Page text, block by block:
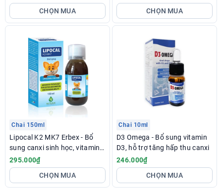
CHỌN MUA
CHỌN MUA
Chai 150ml
Lipocal K2 MK7 Erbex - Bổ
sung canxi sinh học, vitamin
D3 & K2 cho bé
295.000₫
CHỌN MUA
Chai 10ml
D3 Omega - Bổ sung vitamin
D3, hỗ trợ tăng hấp thu canxi
246.000₫
CHỌN MUA